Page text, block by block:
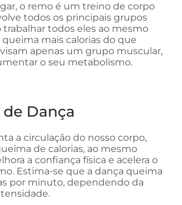
o remo é um treino de corpo
todos os principais grupos
trabalhar todos eles ao mesmo
mais calorias do que
apenas um grupo muscular,
o seu metabolismo.
de Dança
a circulação do nosso corpo,
de calorias, ao mesmo
a confiança física e acelera o
Estima-se que a dança queima
por minuto, dependendo da